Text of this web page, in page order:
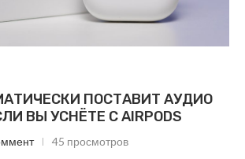
ПОСТАВИТ АУДИО
ВЫ УСНЁТЕ С AIRPODS
45 просмотров